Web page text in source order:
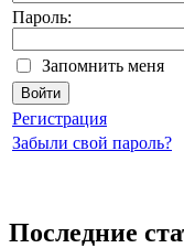
Пароль:
Запомнить меня
Регистрация
Забыли свой пароль?
Последние